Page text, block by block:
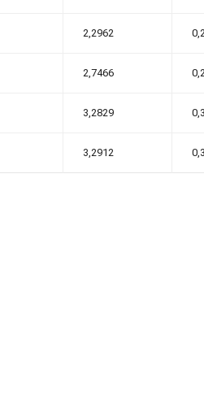
2,2962
2,7466
3,2829
3,2912